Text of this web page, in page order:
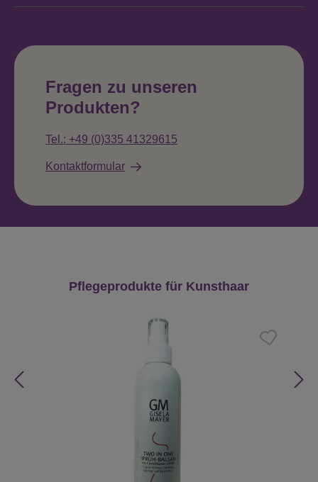
Fragen zu unseren
Produkten?
Tel.: +49 (0)335 41329615
Kontaktformular
Produktgalerie überspringen
Pflegeprodukte für Kunsthaar